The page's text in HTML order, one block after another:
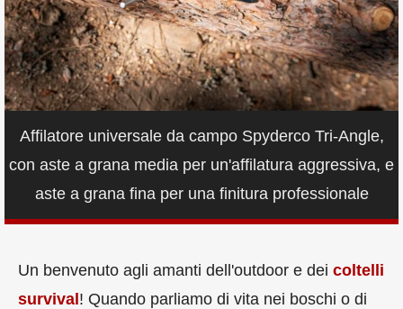
Affilatore universale da campo Spyderco Tri-Angle,
con aste a grana media per un'affilatura aggressiva, e
aste a grana fina per una finitura professionale
Un benvenuto agli amanti dell'outdoor e dei coltelli
survival! Quando parliamo di vita nei boschi o di